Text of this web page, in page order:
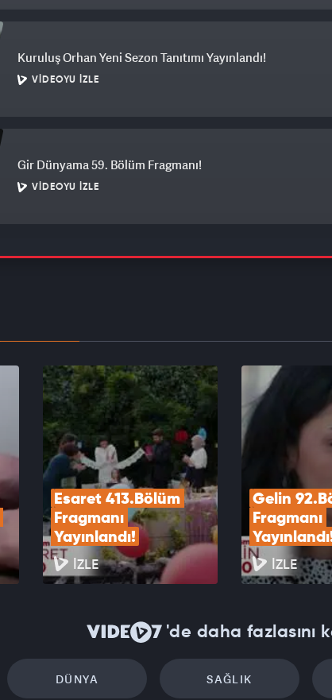
Kuruluş Orhan Yeni Sezon Tanıtımı Yayınlandı!
VIDEOYU İZLE
Gir Dünyama 59. Bölüm Fragmanı!
VIDEOYU İZLE
Sözüm Var Sevdaya 40. Bölüm Fragmanı!
VIDEOYU İZLE
Esaret 413.Bölüm
Fragmanı
Yayınlandı!
İZLE
Gelin
Fragmanı
İZLE
'de daha fazlasını
DÜNYA SAĞLIK